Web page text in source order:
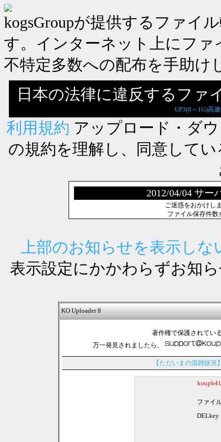
kogsGroupが提供するファイ
す。インターネット上にフ
不特定多数への配布を手助け
日本の法律に違反するファ
UP3(0～1G)高
利用規約 アップロード・ダ
の規約を理解し、同意して
2012/04/04 サー
ご迷惑をおかけし
ファイル保存件
上部のお知らせを表示しな
表示設定にかかわらずお知
KO Uploader 8
著作権で保護されてい
万一発見されましたら、
【ただいまの混雑状況
ファイ
DELkey